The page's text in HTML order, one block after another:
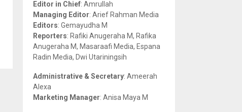
r
:
R
H
Editor in Chief: Amrullah
Managing Editor: Arief Rahman Media
Editors: Gemayudha M
Reporters: Rafiki Anugeraha M, Rafika
Anugeraha M, Masaraafi Media, Espana
Radin Media, Dwi Utariningsih
Administrative & Secretary: Ameerah
Alexa
Marketing Manager: Anisa Maya M